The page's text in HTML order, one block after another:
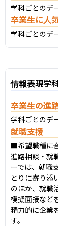
学科ごとのデ
卒業生に人
学科ごとのデ
情報表現学
卒業生の進
学科ごとのデ
就職支援
■希望職種に
進路相談・就
ーでは、就職
とりに寄り添
のほか、就職
模擬面接など
精力的に企業
す。